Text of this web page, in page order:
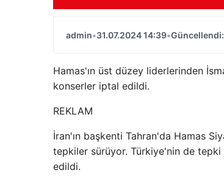
admin•31.07.2024 14:39•
Hamas'ın üst düzey liderlerinden
konserler iptal edildi.
REKLAM
İran'ın başkenti Tahran'da Hamas
tepkiler sürüyor. Türkiye'nin de
edildi.